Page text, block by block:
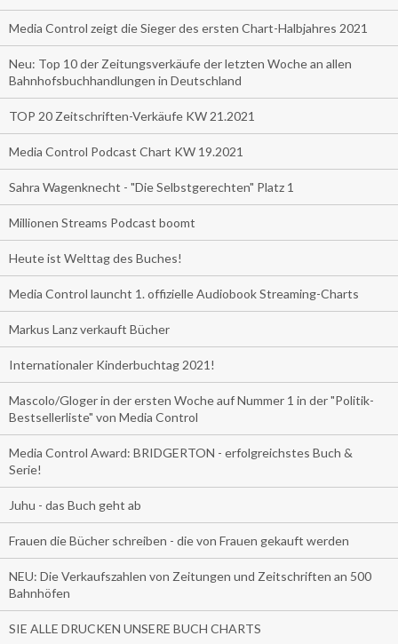
Media Control zeigt die Sieger des ersten Chart-Halbjahres 2021
Neu: Top 10 der Zeitungsverkäufe der letzten Woche an allen
Bahnhofsbuchhandlungen in Deutschland
TOP 20 Zeitschriften-Verkäufe KW 21.2021
Media Control Podcast Chart KW 19.2021
Sahra Wagenknecht - "Die Selbstgerechten" Platz 1
Millionen Streams Podcast boomt
Heute ist Welttag des Buches!
Media Control launcht 1. offizielle Audiobook Streaming-Charts
Markus Lanz verkauft Bücher
Internationaler Kinderbuchtag 2021!
Mascolo/Gloger in der ersten Woche auf Nummer 1 in der "Politik-
Bestsellerliste" von Media Control
Media Control Award: BRIDGERTON - erfolgreichstes Buch &
Serie!
Juhu - das Buch geht ab
Frauen die Bücher schreiben - die von Frauen gekauft werden
NEU: Die Verkaufszahlen von Zeitungen und Zeitschriften an 500
Bahnhöfen
SIE ALLE DRUCKEN UNSERE BUCH CHARTS